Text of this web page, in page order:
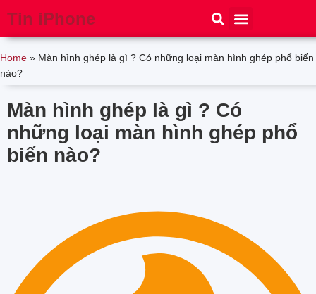
Tin iPhone
Home » Màn hình ghép là gì ? Có những loại màn hình ghép phổ biến
nào?
Màn hình ghép là gì ? Có
những loại màn hình ghép phổ
biến nào?